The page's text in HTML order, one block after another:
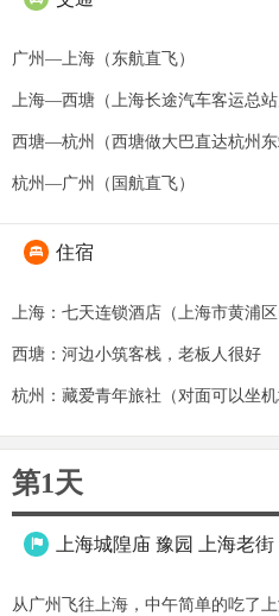
广州—上海（东航直飞）
上海—西塘（上海长途汽车客运总站
西塘—杭州（西塘做大巴直达杭州东
杭州—广州（国航直飞）
 住宿
上海：七天连锁酒店（上海市黄浦
西塘：河边小筑客栈，老板人很好
杭州：藏爱青年旅社（对面可以坐机
第1天
 上海城隍庙 豫园 上海老街
从广州飞往上海，中午简单的吃了